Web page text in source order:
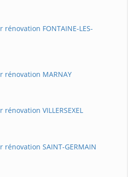
FONTAINE-LES-
rénovation MARNAY
VILLERSEXEL
SAINT-GERMAIN